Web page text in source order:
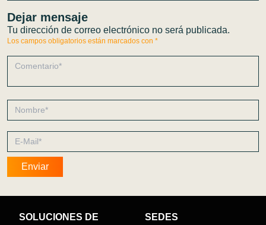
Dejar mensaje
Tu dirección de correo electrónico no será publicada.
Los campos obligatorios están marcados con *
SOLUCIONES DE
SEDES